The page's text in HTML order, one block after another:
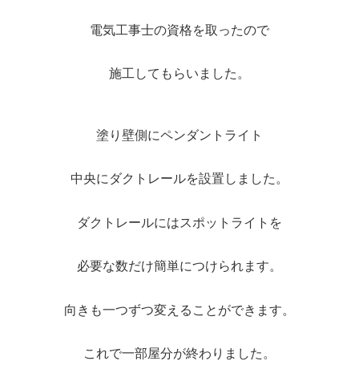
電気工事士の資格を取ったので
施工してもらいました。
塗り壁側にペンダントライト
中央にダクトレールを設置しました。
ダクトレールにはスポットライトを
必要な数だけ簡単につけられます。
向きも一つずつ変えることができます。
これで一部屋分が終わりました。